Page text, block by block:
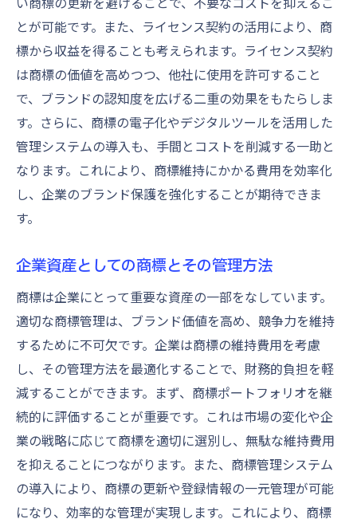
とが可能です。また、ライセンス契約の活用により、商
標から収益を得ることも考えられます。ライセンス契約
は商標の価値を高めつつ、他社に使用を許可すること
で、ブランドの認知度を広げる二重の効果をもたらしま
す。さらに、商標の電子化やデジタルツールを活用した
管理システムの導入も、手間とコストを削減する一助と
なります。これにより、商標維持にかかる費用を効率化
し、企業のブランド保護を強化することが期待できま
す。
企業資産としての商標とその管理方法
商標は企業にとって重要な資産の一部をなしています。
適切な商標管理は、ブランド価値を高め、競争力を維持
するために不可欠です。企業は商標の維持費用を考慮
し、その管理方法を最適化することで、財務的負担を軽
減することができます。まず、商標ポートフォリオを継
続的に評価することが重要です。これは市場の変化や企
業の戦略に応じて商標を適切に選別し、無駄な維持費用
を抑えることにつながります。また、商標管理システム
の導入により、商標の更新や登録情報の一元管理が可能
になり、効率的な管理が実現します。これにより、商標